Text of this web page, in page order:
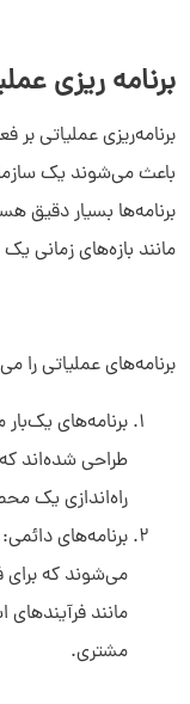
برنامه ریزی
برنامه‌ریزی عملیاتی بر
باعث می‌شوند یک
برنامه‌ها بسیار دقیق
مانند بازه‌های زمانی
برنامه‌های عملیاتی را
برنامه‌های
طراحی شده‌اند
راه‌اندازی یک
برنامه‌های
می‌شوند که برای
مانند
مشتری.